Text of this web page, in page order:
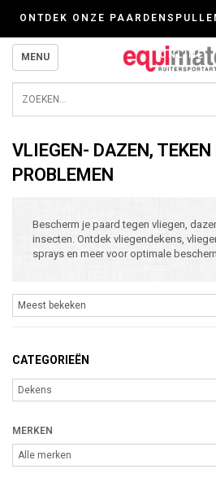
ONTDEK ONZE
ONLINE
MENU
VLIEGEN- DAZEN,
PROBLEMEN
Bescherm je paard tegen vliegen,
insecten. Ontdek vliegendekens,
sprays en meer voor optimale
CATEGORIEËN
MERKEN
Wij werken zorgvuldig met cookies. Kijk